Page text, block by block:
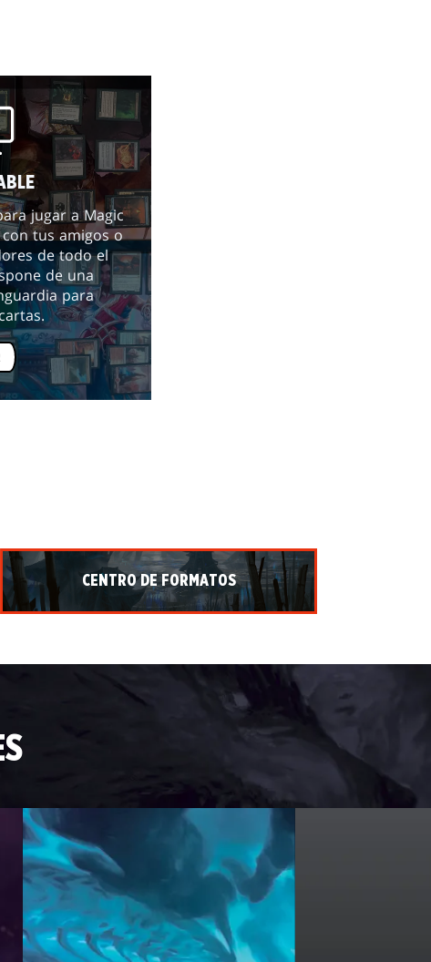
jugar a Magic
tus amigos o
de todo el
de una
para
CENTRO DE FORMATOS